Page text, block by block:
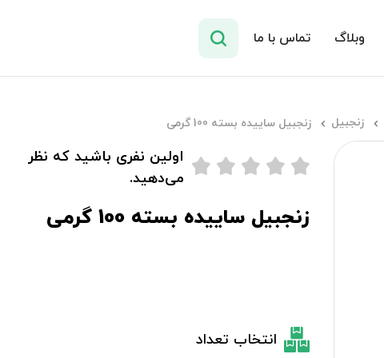
وبلاگ تماس با ما
زنجبیل زنجبیل ساییده بسته 100 گرمی
اولین نفری باشید که نظر
می‌دهید.
زنجبیل ساییده بسته 100 گرمی
انتخاب تعداد